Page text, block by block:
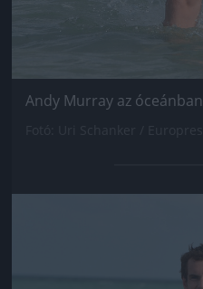
Andy Murray az óceánban